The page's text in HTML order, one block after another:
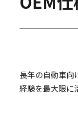
長年の自動車向
経験を最大限